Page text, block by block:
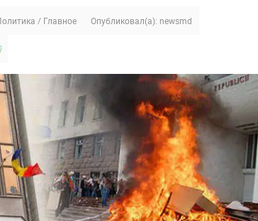
/ Главное Опубликовал(а): newsmd